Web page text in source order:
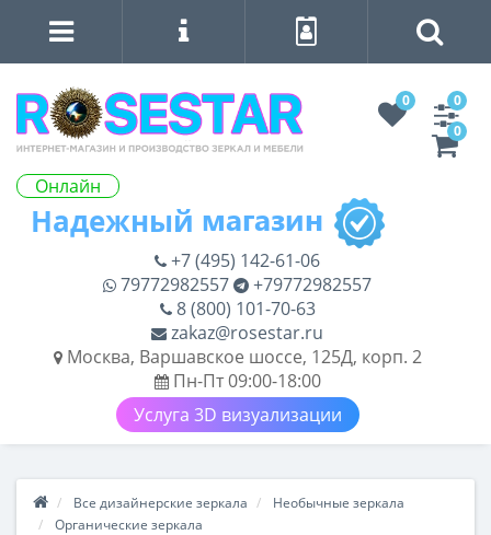
Онлайн
0
0
0
+7 (495) 142-61-06
79772982557
+79772982557
8 (800) 101-70-63
zakaz@rosestar.ru
Москва, Варшавское шоссе, 125Д, корп. 2
Пн-Пт 09:00-18:00
Услуга 3D визуализации
Все дизайнерские зеркала
Необычные зеркала
Органические зеркала